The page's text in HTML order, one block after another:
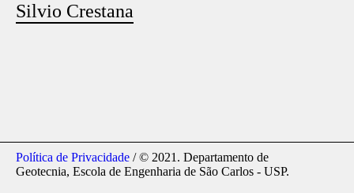
Silvio Crestana
Política de Privacidade / © 2021. Departamento de
Geotecnia, Escola de Engenharia de São Carlos - USP.